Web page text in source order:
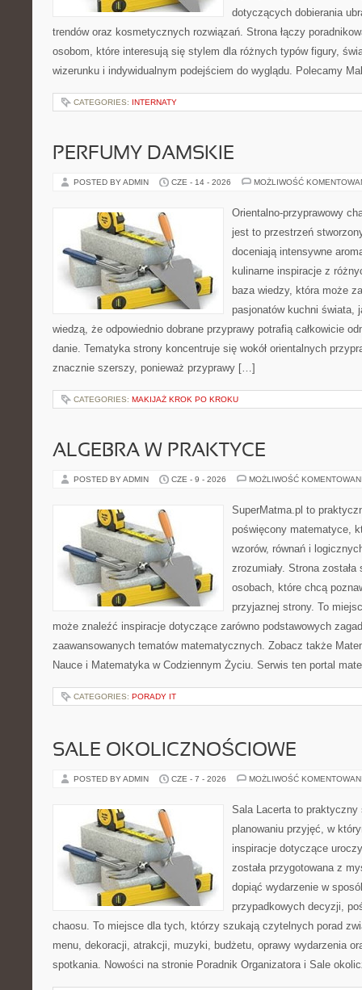
dotyczących dobierania
trendów oraz kosmetycznych rozwiązań. Strona łączy
osobom, które interesują się stylem dla różnych typów figury,
wizerunku i indywidualnym podejściem do wyglądu. Polecamy
CATEGORIES: INTERNATY
PERFUMY DAMSKIE
POSTED BY ADMIN CZE - 14 - 2026 MOŻLIWOŚĆ
Orientalno-przyprawowy
jest to przestrzeń
doceniają intensywne
kulinarne inspiracje z
baza wiedzy, która może
pasjonatów kuchni świata,
wiedzą, że odpowiednio dobrane przyprawy potrafią całkowicie
danie. Tematyka strony koncentruje się wokół orientalnych
znacznie szerszy, ponieważ przyprawy […]
CATEGORIES: MAKIJAŻ KROK PO KROKU
ALGEBRA W PRAKTYCE
POSTED BY ADMIN CZE - 9 - 2026 MOŻLIWOŚĆ
SuperMatma.pl to
poświęcony matematyce,
wzorów, równań i
zrozumiały. Strona
osobach, które chcą
przyjaznej strony. To
może znaleźć inspiracje dotyczące zarówno podstawowych
zaawansowanych tematów matematycznych. Zobacz także
Nauce i Matematyka w Codziennym Życiu. Serwis ten portal
CATEGORIES: PORADY IT
SALE OKOLICZNOŚCIOWE
POSTED BY ADMIN CZE - 7 - 2026 MOŻLIWOŚĆ
Sala Lacerta to praktyczny
planowaniu przyjęć, w
inspiracje dotyczące
została przygotowana z
dopiąć wydarzenie w
przypadkowych decyzji,
chaosu. To miejsce dla tych, którzy szukają czytelnych porad
menu, dekoracji, atrakcji, muzyki, budżetu, oprawy wydarzenia
spotkania. Nowości na stronie Poradnik Organizatora i Sale